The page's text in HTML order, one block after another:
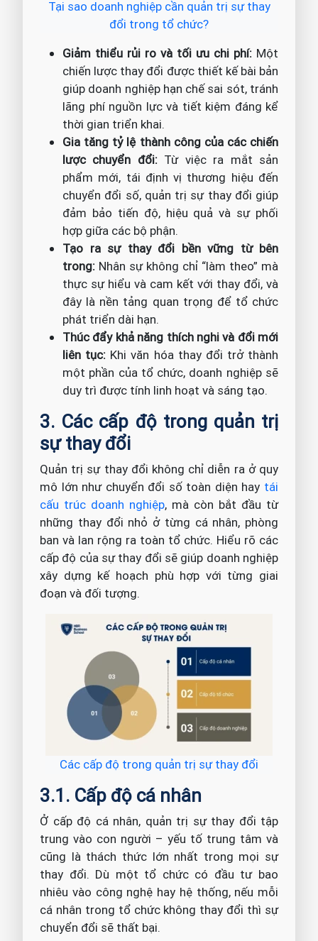
Tại sao doanh nghiệp cần quản trị sự thay
đổi trong tổ chức?
Giảm thiểu rủi ro và tối ưu chi phí: Một
chiến lược thay đổi được thiết kế bài bản
giúp doanh nghiệp hạn chế sai sót, tránh
lãng phí nguồn lực và tiết kiệm đáng kể
thời gian triển khai.
Gia tăng tỷ lệ thành công của các chiến
lược chuyển đổi:Từ việc ra mắt sản
phẩm mới, tái định vị thương hiệu đến
chuyển đổi số, quản trị sự thay đổi giúp
đảm bảo tiến độ, hiệu quả và sự phối
hợp giữa các bộ phận.
Tạo ra sự thay đổi bền vững từ bên
trong: Nhân sự không chỉ “làm theo” mà
thực sự hiểu và cam kết với thay đổi, và
đây là nền tảng quan trọng để tổ chức
phát triển dài hạn.
Thúc đẩy khả năng thích nghi và đổi mới
liên tục: Khi văn hóa thay đổi trở thành
một phần của tổ chức, doanh nghiệp sẽ
duy trì được tính linh hoạt và sáng tạo.
3. Các cấp độ trong quản trị
sự thay đổi
Quản trị sự thay đổi không chỉ diễn ra ở quy
mô lớn như chuyển đổi số toàn diện hay tái
cấu trúc doanh nghiệp, mà còn bắt đầu từ
những thay đổi nhỏ ở từng cá nhân, phòng
ban và lan rộng ra toàn tổ chức. Hiểu rõ các
cấp độ của sự thay đổi sẽ giúp doanh nghiệp
xây dựng kế hoạch phù hợp với từng giai
đoạn và đối tượng.
Các cấp độ trong quản trị sự thay đổi
3.1. Cấp độ cá nhân
Ở cấp độ cá nhân, quản trị sự thay đổi tập
trung vào con người – yếu tố trung tâm và
cũng là thách thức lớn nhất trong mọi sự
thay đổi. Dù một tổ chức có đầu tư bao
nhiêu vào công nghệ hay hệ thống, nếu mỗi
cá nhân trong tổ chức không thay đổi thì sự
chuyển đổi sẽ thất bại.